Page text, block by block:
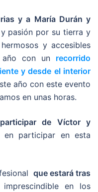
y a María Durán y
pasión por su tierra y
y accesibles
año con un recorrido
y desde el interior
año con este evento
en unas horas.
de Víctor y
participar en esta
que estará tras
en los